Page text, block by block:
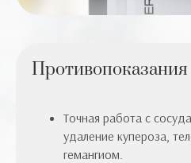
Противопоказания
Точная работа с
удаление купероза,
гемангиом.